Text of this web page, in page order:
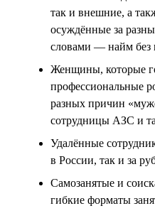
так и внешние, а
осуждённые за
словами — найм без
Женщины, которые
профессиональные
разных причин
сотрудницы АЗС и
Удалённые
в России, так и за
Самозанятые и
гибкие форматы